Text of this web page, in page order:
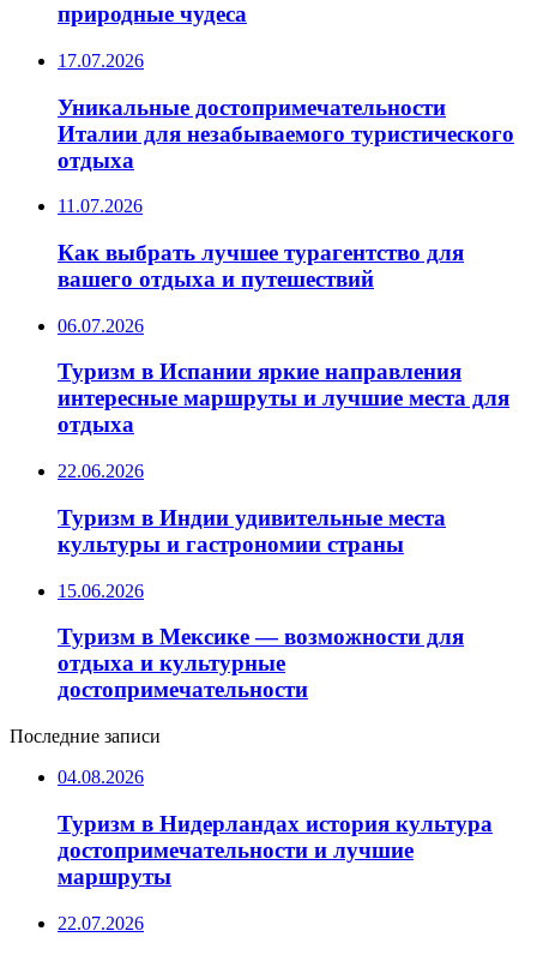
природные чудеса
17.07.2026
Уникальные достопримечательности
Италии для незабываемого туристического
отдыха
11.07.2026
Как выбрать лучшее турагентство для
вашего отдыха и путешествий
06.07.2026
Туризм в Испании яркие направления
интересные маршруты и лучшие места для
отдыха
22.06.2026
Туризм в Индии удивительные места
культуры и гастрономии страны
15.06.2026
Туризм в Мексике — возможности для
отдыха и культурные
достопримечательности
Последние записи
04.08.2026
Туризм в Нидерландах история культура
достопримечательности и лучшие
маршруты
22.07.2026